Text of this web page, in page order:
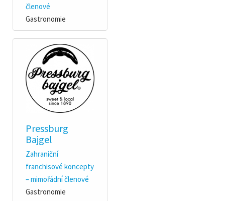
členové
Gastronomie
Pressburg
Bajgel
Zahraniční
franchisové koncepty
– mimořádní členové
Gastronomie